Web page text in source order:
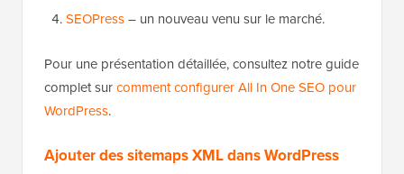
SEOPress– un nouveau venu sur le marché.
Pour une présentation détaillée, consultez notre guide
complet surcomment configurer All In One SEO pour
WordPress.
Ajouter des sitemaps XML dans WordPress